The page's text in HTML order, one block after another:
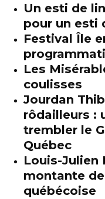
Un esti de
pour un esti
Festival Île
Les
coulisses
Jourdan
rôdailleurs :
trembler le
Québec
Louis-Julien
montante
québécoise